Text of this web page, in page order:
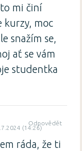
mi činí
kurzy, moc
snažím se,
ať se vám
studentka
(14:26)
ráda, že ti
Odpovědět